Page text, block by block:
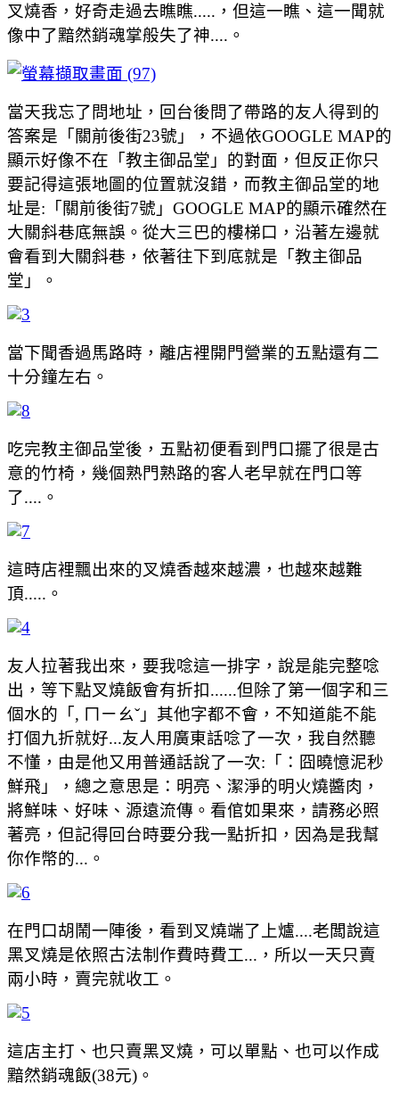
叉燒香，好奇走過去瞧瞧.....，但這一瞧、這一聞就
像中了黯然銷魂掌般失了神....。
當天我忘了問地址，回台後問了帶路的友人得到的
答案是「關前後街23號」，不過依GOOGLE MAP的
顯示好像不在「教主御品堂」的對面，但反正你只
要記得這張地圖的位置就沒錯，而教主御品堂的地
址是:「關前後街7號」GOOGLE MAP的顯示確然在
大關斜巷底無誤。從大三巴的樓梯口，沿著左邊就
會看到大關斜巷，依著往下到底就是「教主御品
堂」。
當下聞香過馬路時，離店裡開門營業的五點還有二
十分鐘左右。
吃完教主御品堂後，五點初便看到門口擺了很是古
意的竹椅，幾個熟門熟路的客人老早就在門口等
了....。
這時店裡飄出來的叉燒香越來越濃，也越來越難
頂.....。
友人拉著我出來，要我唸這一排字，說是能完整唸
出，等下點叉燒飯會有折扣......但除了第一個字和三
個水的「, ㄇㄧㄠˇ」其他字都不會，不知道能不能
打個九折就好...友人用廣東話唸了一次，我自然聽
不懂，由是他又用普通話說了一次:「：囧曉憶泥秒
鮮飛」，總之意思是：明亮、潔淨的明火燒醬肉，
將鮮味、好味、源遠流傳。看倌如果來，請務必照
著亮，但記得回台時要分我一點折扣，因為是我幫
你作幣的...。
在門口胡鬧一陣後，看到叉燒端了上爐....老闆說這
黑叉燒是依照古法制作費時費工...，所以一天只賣
兩小時，賣完就收工。
這店主打、也只賣黑叉燒，可以單點、也可以作成
黯然銷魂飯(38元)。